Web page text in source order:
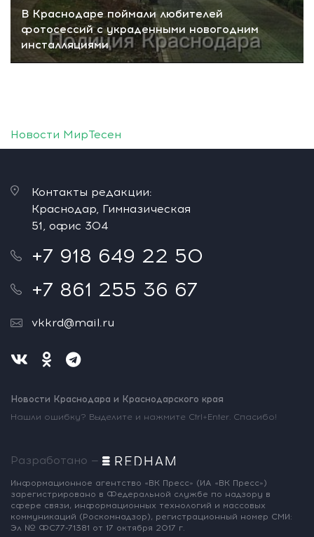
В Краснодаре поймали любителей
фотосессий с украденными новогодним
инсталляциями
Новости МирТесен
Контакты редакции:
Краснодар, Гимназическая
51, офис 304
+7 918 649 22 50
+7 861 255 36 67
vkkrd@mail.ru
Новости Краснодара и Краснодарского края
Нашли ошибку? Выделите и нажмите Ctrl+Enter. Спасибо!
Разработано —
Информационное агентство «ВК Пресс» (ИА «ВК Пресс»)
зарегистрировано в Федеральной службе по надзору в
сфере связи, информационных технологий и массовых
коммуникаций (Роскомнадзор), регистрационный номер СМИ:
Эл № ФС77-71381 от 17 октября 2017 г.